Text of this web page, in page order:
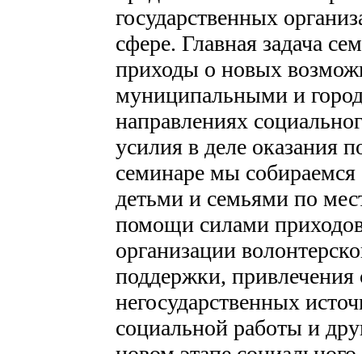
государственных
сфере. Главная задача
приходы о новых
муниципальными и
направлениях
усилия в деле
семинаре мы
детьми и семьями по
помощи силами
организации
поддержки, привлечения
негосударственных
социальной работы и